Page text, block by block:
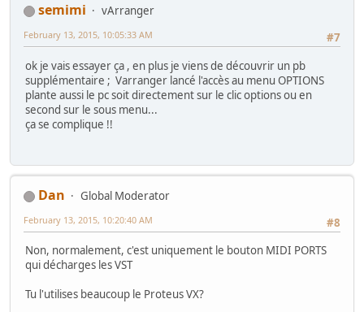
semimi
vArranger
#7
February 13, 2015, 10:05:33 AM
ok je vais essayer ça , en plus je viens de découvrir un pb
supplémentaire ; Varranger lancé l'accès au menu OPTIONS
plante aussi le pc soit directement sur le clic options ou en
second sur le sous menu...
ça se complique !!
Dan
Global Moderator
#8
February 13, 2015, 10:20:40 AM
Non, normalement, c'est uniquement le bouton MIDI PORTS
qui décharges les VST
Tu l'utilises beaucoup le Proteus VX?